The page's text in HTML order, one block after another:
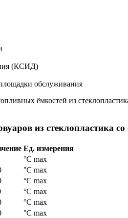
(КСИД)
обслуживания
ёмкостей из
из стеклопластика со
Ед. измерения
°C max
°C max
°C max
°C max
°C max
°C max